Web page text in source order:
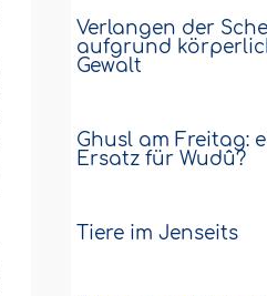
Verlangen der
aufgrund
Gewalt
Ghusl am Freitag:
Ersatz für Wudû?
Tiere im Jenseits